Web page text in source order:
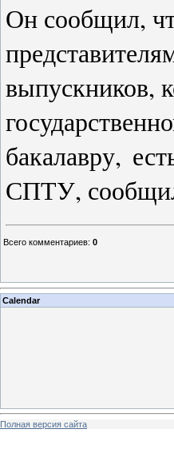
Он сообщил,
выпускников,
бакалавру,
СПТУ,
Всего комментариев: 0
Calendar
Полная версия сайта